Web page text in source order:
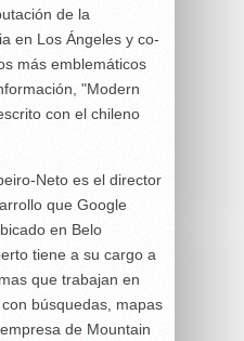
de la
en Los Ángeles y co-
más emblemáticos
"Modern
con el chileno
Neto es el director
que Google
en Belo
tiene a su cargo a
que trabajan en
búsquedas, mapas
de Mountain